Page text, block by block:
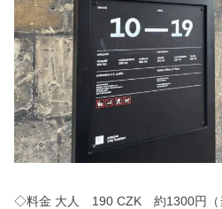
◇料金 大人 190 CZK 約1300円（